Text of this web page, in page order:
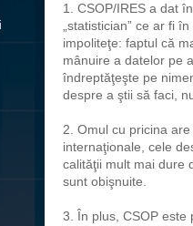
1. CSOP/IRES a dat
„statistician” ce ar fi
impoliteţe: faptul că
mânuire a datelor pe
îndreptăţeşte pe
despre a ştii să faci,
2. Omul cu pricina
internaţionale, cele
calităţii mult mai dure
sunt obişnuite.
3. În plus, CSOP este